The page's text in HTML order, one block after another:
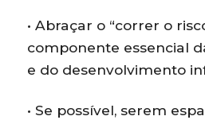
• Abraçar o “correr o
componente essencial
e do desenvolvimento
• Se possível, serem